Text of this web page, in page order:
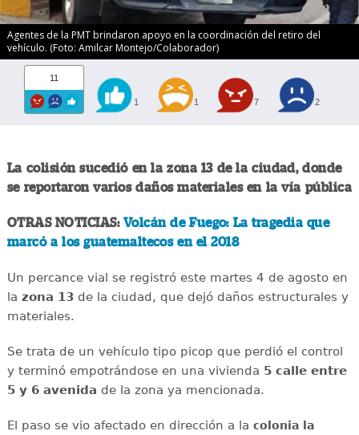
Agentes de la PMT brindaron apoyo en la coordinación del retiro del
vehículo. (Foto: Amilcar Montejo/Colaborador)
11
1 1 7 2
La colisión sucedió en la zona 13 de la ciudad, donde
se reportaron varios daños materiales en la vía pública
OTRAS NOTICIAS: Volcán de Fuego: La tragedia que
marcó a los guatemaltecos en el 2018
Un percance vial se registró este martes 4 de agosto en
la zona 13de la ciudad, que dejó daños estructurales y
materiales.
Se trata de un vehículo tipo picop que perdió el control
y terminó empotrándose en una vivienda 5 calle entre
5 y 6 avenida de la zona ya mencionada.
El paso se vio afectado en dirección a la colonia la